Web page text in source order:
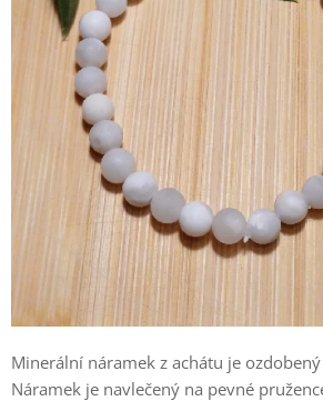
Minerální náramek z achátu je
Náramek je navlečený na pevné